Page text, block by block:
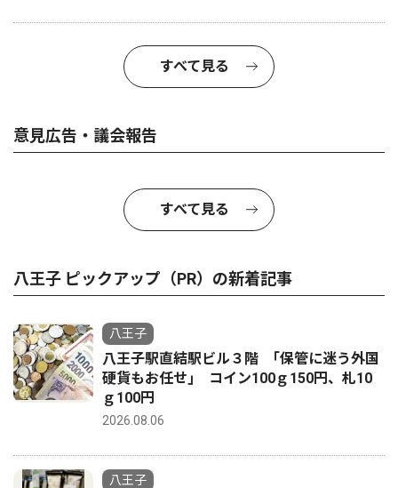
すべて見る
意見広告・議会報告
すべて見る
八王子 ピックアップ（PR）の新着記事
八王子
八王子駅直結駅ビル３階 ｢保管に迷う外国
硬貨もお任せ｣ コイン100ｇ150円、札10
ｇ100円
2026.08.06
八王子